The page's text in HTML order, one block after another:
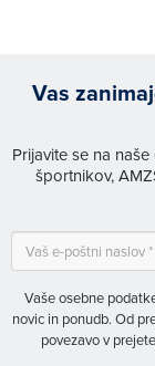
Vas
Prijavite se na
športnikov,
Vaše osebne
novic in ponudb. Od
povezavo v